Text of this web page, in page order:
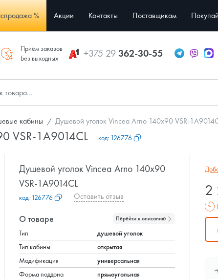
% Акции Контакты Поставщикам
Приём заказов
Без выходных
+375 29362-30-55
кабины Душевой уголок Vincea Arno 140x90 VSR-
VSR-1A9014CL код: 126776
Душевой уголок Vincea Arno 140x90
VSR-1A9014CL
код: 126776 Оставить отзыв
О товаре Перейти к описанию
Тип
душевой уголок
Тип кабины
открытая
Модификация
универсальная
Форма поддона
прямоугольная
2